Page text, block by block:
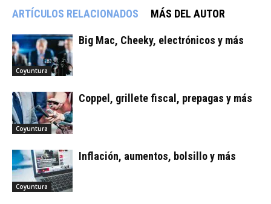
ARTÍCULOS RELACIONADOS MÁS DEL AUTOR
Coyuntura
Big Mac, Cheeky, electrónicos y más
Coyuntura
Coppel, grillete fiscal, prepagas y más
Coyuntura
Inflación, aumentos, bolsillo y más